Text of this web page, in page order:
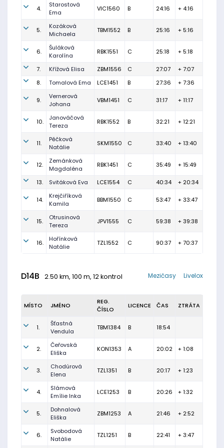
4.
Starostová
Ema
VIC1560 B 24:16 + 4:16
5.
Kozáková
Michaela
TBM1552 B 25:16 + 5:16
6.
Šuláková
Karolína
RBK1551 C 25:18 + 5:18
7. Křížová Elisa ZBM1556 C 27:07
+ 7:07
8.
Tomalová Ema LCE1451 B 27:36 + 7:36
9.
Vernerová
Johana
VBM1451 C 31:17 + 11:17
10.
Janováčová
Tereza
RBK1552 B 32:21 + 12:21
11.
Pěčková
Natálie
SKM1550 C 33:40 + 13:40
12.
Zemánková
Magdaléna
RBK1451 C 35:49 + 15:49
13. Svitáková Eva LCE1554 C 40:34 + 20:34
14.
Krejčiříková
Kamila
BBM1550 C 53:47 + 33:47
15.
Otrusinová
Tereza
JPV1555 C 59:38 + 39:38
16.
Hořínková
Natálie
TZL1552 C 90:37 + 70:37
D14B 2.50 km, 100 m, 12 kontrol Livelox
Mezičasy
MÍSTO JMÉNO
REG.
ČÍSLO
LICENCE ČAS ZTRÁTA
1.
Šťastná
Vendula
TBM1384 B 18:54
2.
Čeřovská
Eliška
KON1353 A 20:02 + 1:08
3.
Chodúrová
Elena
TZL1351 B 20:17 + 1:23
4.
Slámová
Emílie Inka
LCE1253 B 20:26 + 1:32
5.
Dohnalová
Eliška
ZBM1253 A 21:46 + 2:52
6.
Svobodová
Natálie
TZL1251 B 22:41 + 3:47